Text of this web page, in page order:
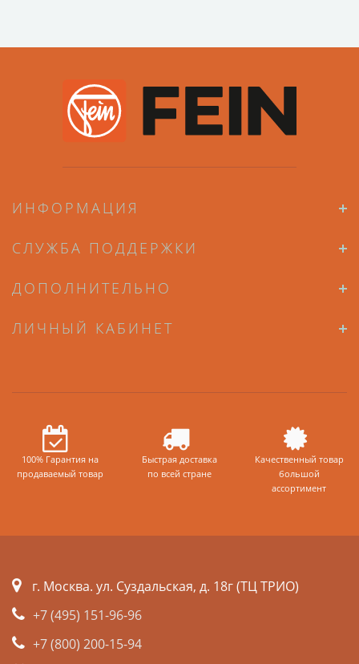
ИНФОРМАЦИЯ
СЛУЖБА ПОДДЕРЖКИ
ДОПОЛНИТЕЛЬНО
ЛИЧНЫЙ КАБИНЕТ
100% Гарантия на
продаваемый товар
Быстрая доставка
по всей стране
Качественный товар
большой
ассортимент
г. Москва. ул. Суздальская, д. 18г (ТЦ ТРИО)
+7 (495) 151-96-96
+7 (800) 200-15-94